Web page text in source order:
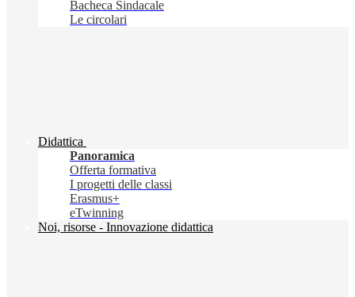
Bacheca Sindacale
Le circolari
Didattica
Panoramica
Offerta formativa
I progetti delle classi
Erasmus+
eTwinning
Noi, risorse - Innovazione didattica